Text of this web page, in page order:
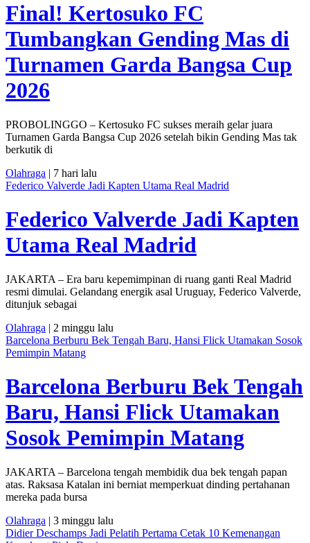
Final! Kertosuko FC
Tumbangkan Gending Mas di
Turnamen Garda Bangsa Cup
2026
PROBOLINGGO – Kertosuko FC sukses meraih gelar juara
Turnamen Garda Bangsa Cup 2026 setelah bikin Gending Mas tak
berkutik di
Olahraga | 7 hari lalu
Federico Valverde Jadi Kapten Utama Real Madrid
Federico Valverde Jadi Kapten
Utama Real Madrid
JAKARTA – Era baru kepemimpinan di ruang ganti Real Madrid
resmi dimulai. Gelandang energik asal Uruguay, Federico Valverde,
ditunjuk sebagai
Olahraga | 2 minggu lalu
Barcelona Berburu Bek Tengah Baru, Hansi Flick Utamakan Sosok
Pemimpin Matang
Barcelona Berburu Bek Tengah
Baru, Hansi Flick Utamakan
Sosok Pemimpin Matang
JAKARTA – Barcelona tengah membidik dua bek tengah papan
atas. Raksasa Katalan ini berniat memperkuat dinding pertahanan
mereka pada bursa
Olahraga | 3 minggu lalu
Didier Deschamps Jadi Pelatih Pertama Cetak 10 Kemenangan